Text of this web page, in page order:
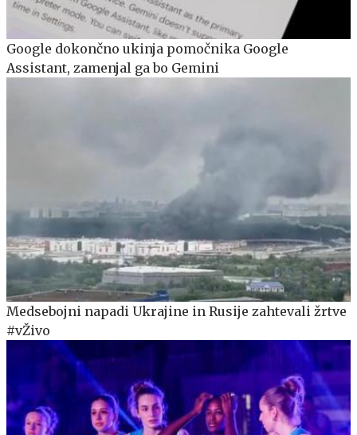
Google dokončno ukinja pomočnika Google
Assistant, zamenjal ga bo Gemini
Medsebojni napadi Ukrajine in Rusije zahtevali žrtve
#vŽivo